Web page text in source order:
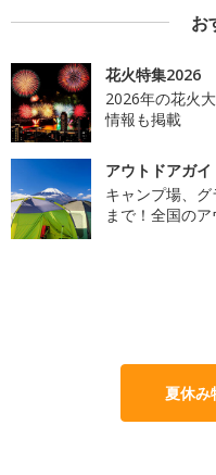
お
花火特集2026
2026年の花火
情報も掲載
アウトドアガイ
キャンプ場、
まで！全国の
夏休み